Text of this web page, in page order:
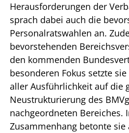
Herausforderungen der
sprach dabei auch die
Personalratswahlen an.
bevorstehenden
den kommenden
besonderen Fokus setzte
aller Ausführlichkeit auf die
Neustrukturierung des
nachgeordneten Bereiches.
Zusammenhang betonte